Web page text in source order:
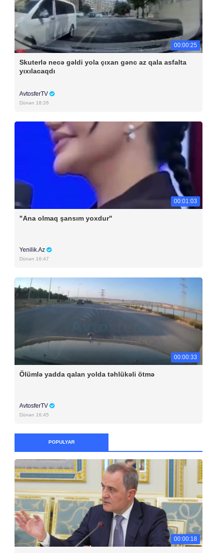
00:00:25
Skuterlə necə gəldi yola çıxan gənc az qala asfalta
yıxılacaqdı
AvtosferTV
Dünən 18:26
00:01:03
"Ana olmaq şansım yoxdur"
Yenilik.Az
Dünən 16:47
00:00:33
Ölümlə yadda qalan yolda təhlükəli ötmə
AvtosferTV
Dünən 16:45
POPULYAR
00:00:18